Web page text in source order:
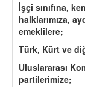
İşçi sınıfına,
halklarımıza,
emeklilere;
Türk, Kürt ve
Uluslararası
partilerimize;